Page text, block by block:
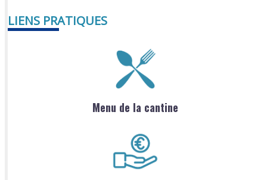
LIENS PRATIQUES
Menu de la cantine